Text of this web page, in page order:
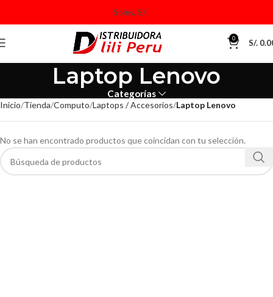
0 S/.
Laptop Lenovo
Categorías
Inicio Tienda Computo Laptops / Accesorios Laptop Lenovo
No se han encontrado productos que coincidan con tu selección.